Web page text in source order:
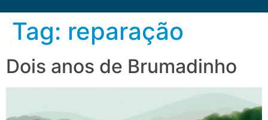
Tag: reparação
Dois anos de Brumadinho